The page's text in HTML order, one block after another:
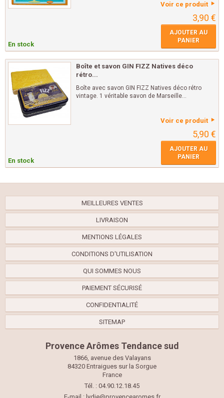
Voir ce produit
3,90 €
En stock
AJOUTER AU
PANIER
Boîte et savon GIN FIZZ Natives déco
rétro...
Boîte avec savon GIN FIZZ Natives déco rétro
vintage. 1 véritable savon de Marseille...
Voir ce produit
5,90 €
En stock
AJOUTER AU
PANIER
MEILLEURES VENTES
LIVRAISON
MENTIONS LÉGALES
CONDITIONS D'UTILISATION
QUI SOMMES NOUS
PAIEMENT SÉCURISÉ
CONFIDENTIALITÉ
SITEMAP
Provence Arômes Tendance sud
1866, avenue des Valayans
84320 Entraigues sur la Sorgue
France
Tél. : 04.90.12.18.45